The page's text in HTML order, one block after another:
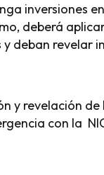
inversiones
deberá
deban revelar
y revelación
con la